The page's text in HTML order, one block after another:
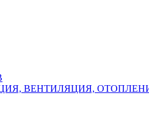
ВЕНТИЛЯЦИЯ,